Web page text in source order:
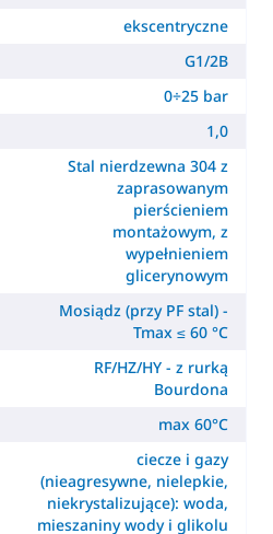
ekscentryczne
G1/2B
0÷25 bar
1,0
Stal nierdzewna 304 z
zaprasowanym
pierścieniem
montażowym, z
wypełnieniem
glicerynowym
Mosiądz (przy PF stal) -
Tmax ≤ 60 °C
RF/HZ/HY - z rurką
Bourdona
max 60°C
ciecze i gazy
(nieagresywne, nielepkie,
niekrystalizujące): woda,
mieszaniny wody i glikolu